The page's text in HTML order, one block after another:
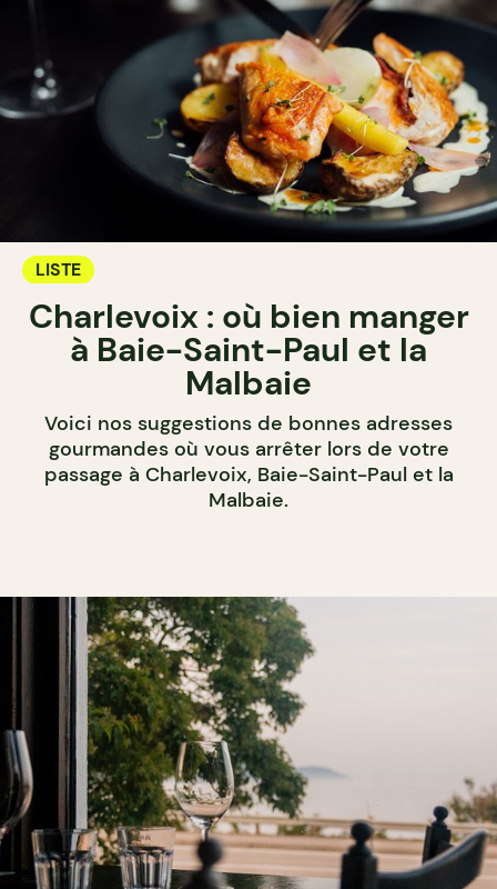
LISTE
Charlevoix : où bien manger
à Baie-Saint-Paul et la
Malbaie
Voici nos suggestions de bonnes adresses
gourmandes où vous arrêter lors de votre
passage à Charlevoix, Baie-Saint-Paul et la
Malbaie.